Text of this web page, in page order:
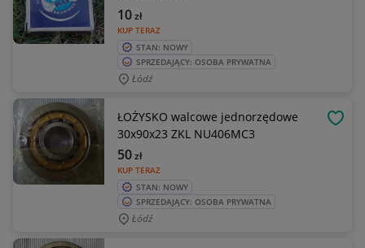
KUP TERAZ
10zł
STAN: NOWY
SPRZEDAJĄCY: OSOBA PRYWATNA
Łódź
ŁOŻYSKO walcowe jednorzędowe
30x90x23 ZKL NU406MC3
KUP TERAZ
50zł
STAN: NOWY
SPRZEDAJĄCY: OSOBA PRYWATNA
Łódź